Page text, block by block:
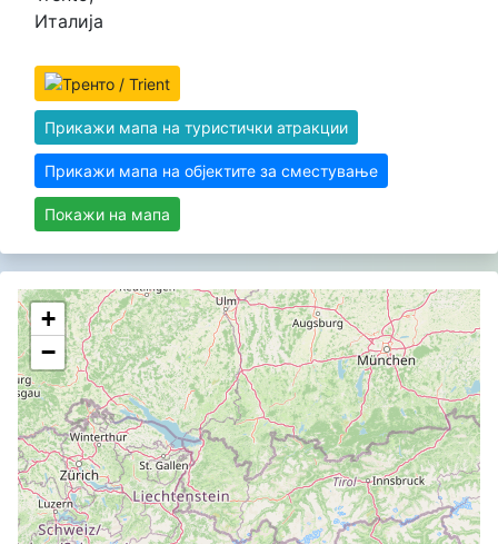
Италија
Прикажи мапа на туристички атракции
Прикажи мапа на објектите за сместување
Покажи на мапа
+
−